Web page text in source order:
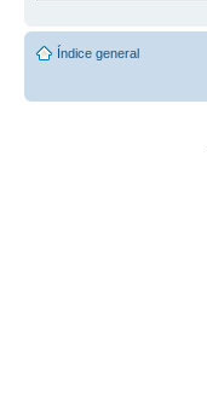
Índice general